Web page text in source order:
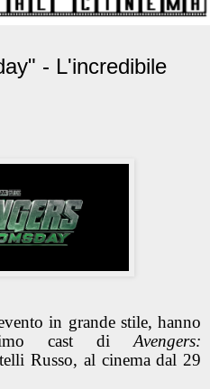
- L'incredibile
in grande stile, hanno
cast di Avengers:
Russo, al cinema dal 29